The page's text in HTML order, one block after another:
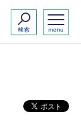
menu
検索